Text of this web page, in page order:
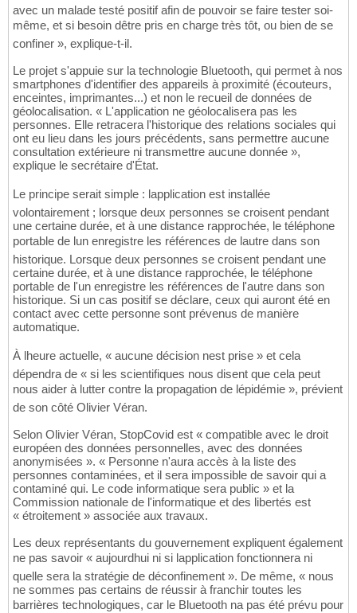
avec un malade testé positif afin de pouvoir se faire tester soi-
même, et si besoin dêtre pris en charge très tôt, ou bien de se
confiner », explique-t-il.
Le projet s'appuie sur la technologie Bluetooth, qui permet à nos
smartphones d'identifier des appareils à proximité (écouteurs,
enceintes, imprimantes...) et non le recueil de données de
géolocalisation. « L'application ne géolocalisera pas les
personnes. Elle retracera l'historique des relations sociales qui
ont eu lieu dans les jours précédents, sans permettre aucune
consultation extérieure ni transmettre aucune donnée »,
explique le secrétaire d'État.
Le principe serait simple : lapplication est installée
volontairement ; lorsque deux personnes se croisent pendant
une certaine durée, et à une distance rapprochée, le téléphone
portable de lun enregistre les références de lautre dans son
historique. Lorsque deux personnes se croisent pendant une
certaine durée, et à une distance rapprochée, le téléphone
portable de l'un enregistre les références de l'autre dans son
historique. Si un cas positif se déclare, ceux qui auront été en
contact avec cette personne sont prévenus de manière
automatique.
À lheure actuelle, « aucune décision nest prise » et cela
dépendra de « si les scientifiques nous disent que cela peut
nous aider à lutter contre la propagation de lépidémie », prévient
de son côté Olivier Véran.
Selon Olivier Véran, StopCovid est « compatible avec le droit
européen des données personnelles, avec des données
anonymisées ». « Personne n'aura accès à la liste des
personnes contaminées, et il sera impossible de savoir qui a
contaminé qui. Le code informatique sera public » et la
Commission nationale de l'informatique et des libertés est
« étroitement » associée aux travaux.
Les deux représentants du gouvernement expliquent également
ne pas savoir « aujourdhui ni si lapplication fonctionnera ni
quelle sera la stratégie de déconfinement ». De même, « nous
ne sommes pas certains de réussir à franchir toutes les
barrières technologiques, car le Bluetooth na pas été prévu pour